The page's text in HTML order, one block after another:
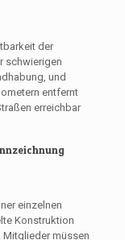
der
schwierigen
und
entfernt
erreichbar
einzelnen
Konstruktion
. Mitglieder müssen